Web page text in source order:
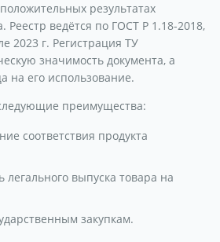
результатах
Реестр ведётся по ГОСТ Р 1.18-2018,
2023 г. Регистрация ТУ
значимость документа, а
на его использование.
преимущества:
соответствия продукта
легального выпуска товара на
закупкам.